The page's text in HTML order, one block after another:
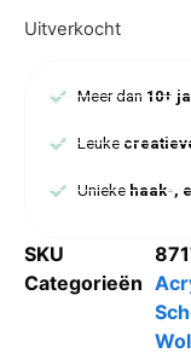
Uitverkocht
Meer dan 10+
Leuke
Uniekehaak-,
SKU
Categorieën